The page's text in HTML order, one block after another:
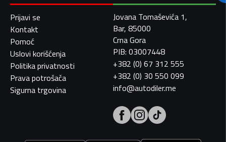
Prijavi se
Kontakt
Pomoć
Uslovi korišćenja
Politika privatnosti
Prava potrošača
Sigurna trgovina
Jovana Tomaševića 1,
Bar, 85000
Crna Gora
PIB: 03007448
+382 (0) 67 312 555
+382 (0) 30 550 099
info@autodiler.me